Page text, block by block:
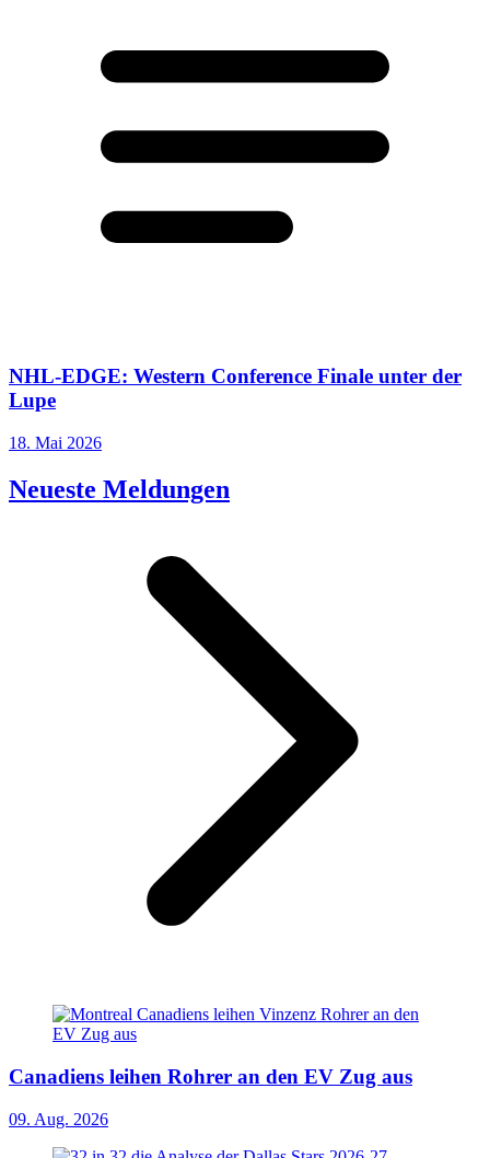
NHL-EDGE: Western Conference Finale unter der
Lupe
18. Mai 2026
Neueste Meldungen
Canadiens leihen Rohrer an den EV Zug aus
09. Aug. 2026